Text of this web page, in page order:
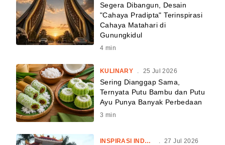
Segera Dibangun, Desain
"Cahaya Pradipta" Terinspirasi
Cahaya Matahari di
Gunungkidul
4 min
KULINARY 25 Jul 2026
Sering Dianggap Sama,
Ternyata Putu Bambu dan Putu
Ayu Punya Banyak Perbedaan
3 min
INSPIRASI INDONESIA . 27 Jul 2026